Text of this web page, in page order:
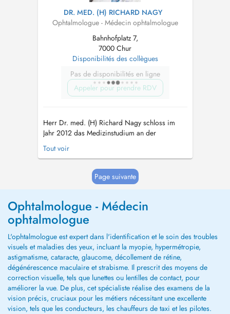
DR. MED. (H) RICHARD NAGY
Ophtalmologue - Médecin ophtalmologue
Bahnhofplatz 7,
7000 Chur
Disponibilités des collègues
Pas de disponibilités en ligne
Appeler pour prendre RDV
Herr Dr. med. (H) Richard Nagy schloss im
Jahr 2012 das Medizinstudium an der
Semmelweis Universität in Budapest ab. Sein
Fremdjahr vor der fachspezifischen
Chirurgischen Klinik im Zuger Kantonsspital.
Dr. Nagy wurde von August 2013 bis August
Tout voir
Page suivante
Ophtalmologue - Médecin
ophtalmologue
L'ophtalmologue est expert dans l'identification et le soin des troubles
visuels et maladies des yeux, incluant la myopie, hypermétropie,
astigmatisme, cataracte, glaucome, décollement de rétine,
dégénérescence maculaire et strabisme. Il prescrit des moyens de
correction visuelle, tels que lunettes ou lentilles de contact, pour
améliorer la vue. De plus, cet spécialiste réalise des examens de la
vision précis, cruciaux pour les métiers nécessitant une excellente
vision, tels que les conducteurs, les chauffeurs de taxi et les pilotes.